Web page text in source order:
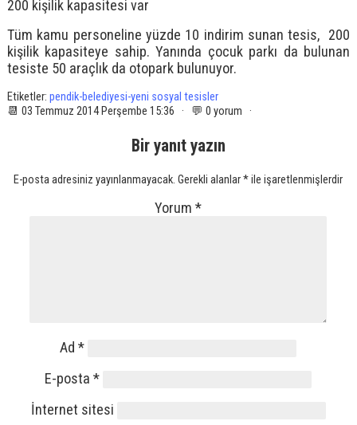
200 kişilik kapasitesi var
Tüm kamu personeline yüzde 10 indirim sunan tesis, 200
kişilik kapasiteye sahip. Yanında çocuk parkı da bulunan
tesiste 50 araçlık da otopark bulunuyor.
Etiketler: pendik-belediyesi-yeni sosyal tesisler
📆 03 Temmuz 2014 Perşembe 15:36 · 💬 0 yorum ·
Bir yanıt yazın
E-posta adresiniz yayınlanmayacak. Gerekli alanlar*ile işaretlenmişlerdir
Yorum*
Ad*
E-posta*
İnternet sitesi